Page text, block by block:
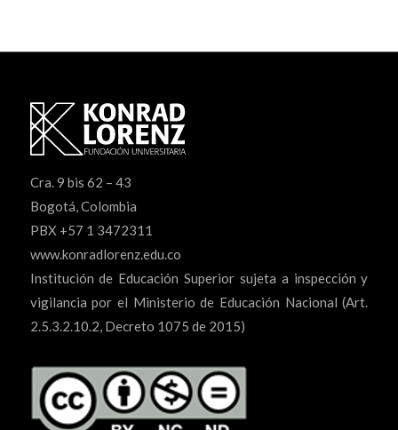
Cra. 9 bis 62 – 43
Bogotá, Colombia
PBX +57 1 3472311
www.konradlorenz.edu.co
Institución de Educación Superior sujeta a inspección y
vigilancia por el Ministerio de Educación Nacional (Art.
2.5.3.2.10.2, Decreto 1075 de 2015)